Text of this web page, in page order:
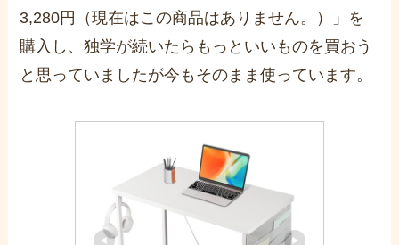
3,280円（現在はこの商品はありません。）」を
購入し、独学が続いたらもっといいものを買おう
と思っていましたが今もそのまま使っています。